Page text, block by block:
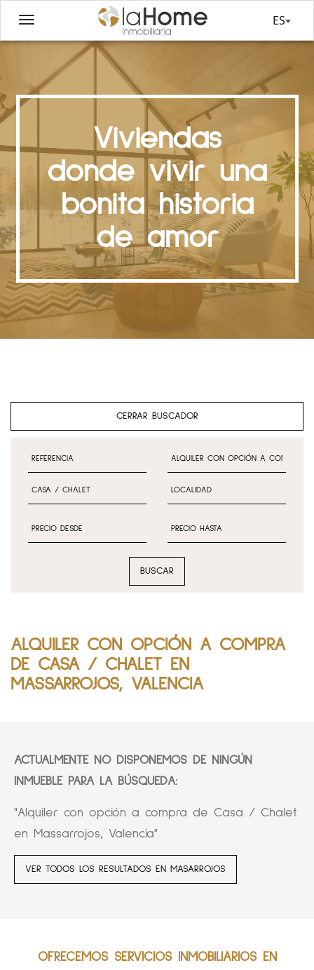
ES
Viviendas
donde vivir una
bonita historia
de amor
CERRAR BUSCADOR
BUSCAR
ALQUILER CON OPCIÓN A COMPRA
DE CASA / CHALET EN
MASSARROJOS, VALENCIA
ACTUALMENTE NO DISPONEMOS DE NINGÚN
INMUEBLE PARA LA BÚSQUEDA:
"Alquiler con opción a compra de Casa / Chalet
en Massarrojos, Valencia"
VER TODOS LOS RESULTADOS EN MASARROJOS
OFRECEMOS SERVICIOS INMOBILIARIOS EN